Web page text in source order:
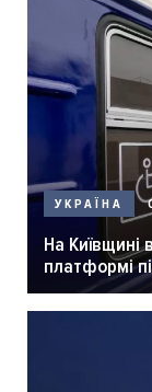
УКРАЇНА
На Київщині
платформі